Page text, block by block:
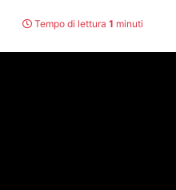
Tempo di lettura 1 minuti